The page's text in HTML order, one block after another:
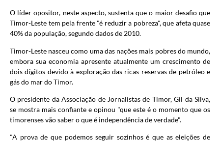
O líder opositor, neste aspecto, sustenta que o maior desafio que
Timor-Leste tem pela frente "é reduzir a pobreza", que afeta quase
40% da população, segundo dados de 2010.
Timor-Leste nasceu como uma das nações mais pobres do mundo,
embora sua economia apresente atualmente um crescimento de
dois dígitos devido à exploração das ricas reservas de petróleo e
gás do mar do Timor.
O presidente da Associação de Jornalistas de Timor, Gil da Silva,
se mostra mais confiante e opinou "que este é o momento que os
timorenses vão saber o que é independência de verdade".
"A prova de que podemos seguir sozinhos é que as eleições de